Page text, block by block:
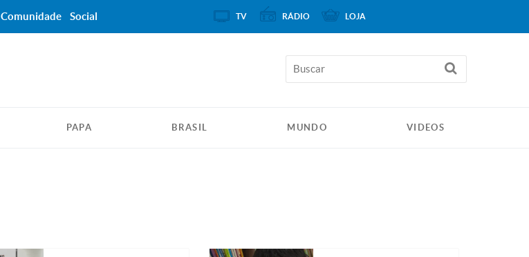
PAPA BRASIL MUNDO VIDEOS
Comunidade Social TV RÁDIO LOJA